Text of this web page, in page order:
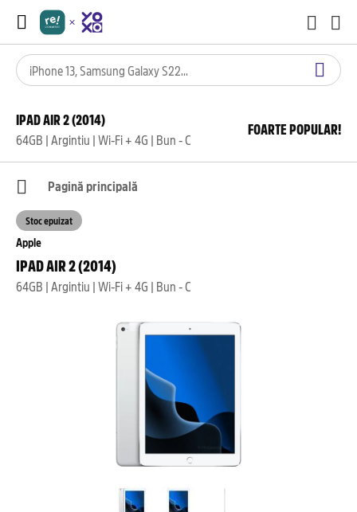
IPAD AIR 2 (2014)
64GB | Argintiu | Wi-Fi + 4G | Bun - C
FOARTE POPULAR!
Pagină principală
Apple
IPAD AIR 2 (2014)
64GB | Argintiu | Wi-Fi + 4G | Bun - C
Stoc epuizat